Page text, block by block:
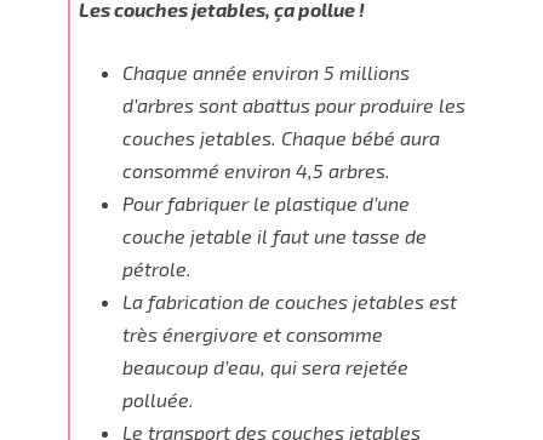
Les couches jetables, ça pollue !
Chaque année environ 5 millions
d’arbres sont abattus pour produire les
couches jetables. Chaque bébé aura
consommé environ 4,5 arbres.
Pour fabriquer le plastique d’une
couche jetable il faut une tasse de
pétrole.
La fabrication de couches jetables est
très énergivore et consomme
beaucoup d’eau, qui sera rejetée
polluée.
Le transport des couches jetables